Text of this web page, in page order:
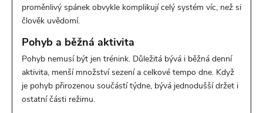
proměnlivý spánek obvykle komplikují celý systém víc, než si
člověk uvědomí.
Pohyb a běžná aktivita
Pohyb nemusí být jen trénink. Důležitá bývá i běžná denní
aktivita, menší množství sezení a celkové tempo dne. Když
je pohyb přirozenou součástí týdne, bývá jednodušší držet i
ostatní části režimu.